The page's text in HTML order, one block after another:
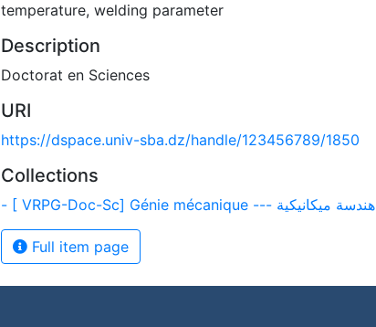
temperature, welding parameter
Description
Doctorat en Sciences
URI
https://dspace.univ-sba.dz/handle/123456789/1850
Collections
- [ VRPG-Doc-Sc] Génie mécanique --- هندسة ميكانيكية
Full item page